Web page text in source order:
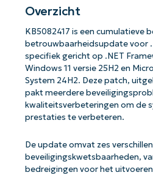
Overzicht
KB5082417 is een cumulatieve
betrouwbaarheidsupdate voor
specifiek gericht op .NET
Windows 11 versie 25H2 en
System 24H2. Deze patch,
pakt meerdere
kwaliteitsverbeteringen om de
prestaties te verbeteren.
De update omvat zes
beveiligingskwetsbaarheden,
bedreigingen voor het